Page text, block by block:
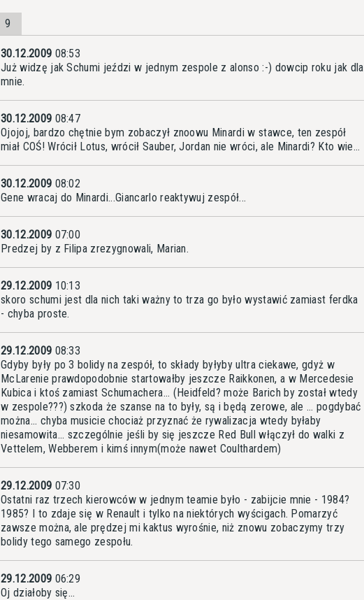
9
30.12.2009 08:53
Już widzę jak Schumi jeździ w jednym zespole z alonso :-) dowcip roku jak dla
mnie.
30.12.2009 08:47
Ojojoj, bardzo chętnie bym zobaczył znoowu Minardi w stawce, ten zespół
miał COŚ! Wrócił Lotus, wrócił Sauber, Jordan nie wróci, ale Minardi? Kto wie...
30.12.2009 08:02
Gene wracaj do Minardi...Giancarlo reaktywuj zespół...
30.12.2009 07:00
Predzej by z Filipa zrezygnowali, Marian.
29.12.2009 10:13
skoro schumi jest dla nich taki ważny to trza go było wystawić zamiast ferdka
- chyba proste.
29.12.2009 08:33
Gdyby były po 3 bolidy na zespół, to składy byłyby ultra ciekawe, gdyż w
McLarenie prawdopodobnie startowałby jeszcze Raikkonen, a w Mercedesie
Kubica i ktoś zamiast Schumachera... (Heidfeld? może Barich by został wtedy
w zespole???) szkoda że szanse na to były, są i będą zerowe, ale ... pogdybać
można... chyba musicie chociaż przyznać że rywalizacja wtedy byłaby
niesamowita... szczególnie jeśli by się jeszcze Red Bull włączył do walki z
Vettelem, Webberem i kimś innym(może nawet Coulthardem)
29.12.2009 07:30
Ostatni raz trzech kierowców w jednym teamie było - zabijcie mnie - 1984?
1985? I to zdaje się w Renault i tylko na niektórych wyścigach. Pomarzyć
zawsze można, ale prędzej mi kaktus wyrośnie, niż znowu zobaczymy trzy
bolidy tego samego zespołu.
29.12.2009 06:29
Oj działoby się...